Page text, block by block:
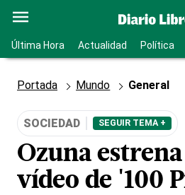
Última Hora Actualidad Política
Portada Mundo General
SOCIEDAD SEGUIR TEMA +
Ozuna
vídeo de '100